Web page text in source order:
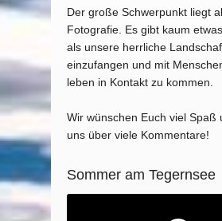
Der große Schwerpunkt liegt
Fotografie. Es gibt kaum
als unsere herrliche
einzufangen und mit
leben in Kontakt zu kommen.
Wir wünschen Euch viel Spaß
uns über viele Kommentare!
Sommer am Tegernsee